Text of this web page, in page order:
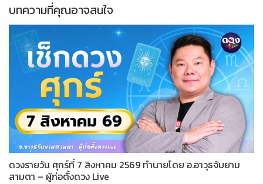
บทความที่คุณอาจสนใจ
ดวงรายวัน ศุกร์ที่ 7 สิงหาคม 2569 ทำนายโดย อ.อาวุธจับยาม
สามตา – ผู้ก่อตั้งดวง Live